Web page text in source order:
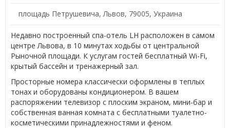
площадь Петрушевича, Львов, 79005, Украина
Недавно построенный спа-отель LH расположен в самом
центре Львова, в 10 минутах ходьбы от центральной
Рыночной площади. К услугам гостей бесплатный Wi-Fi,
крытый бассейн и тренажерный зал.
Просторные номера классически оформлены в теплых
тонах и оборудованы кондиционером. В вашем
распоряжении телевизор с плоским экраном, мини-бар и
собственная ванная комната с бесплатными туалетно-
косметическими принадлежностями и феном.